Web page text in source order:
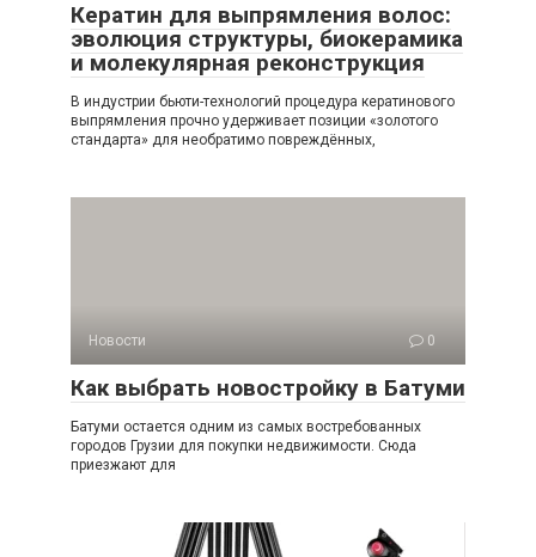
Кератин для выпрямления волос:
эволюция структуры, биокерамика
и молекулярная реконструкция
В индустрии бьюти-технологий процедура кератинового
выпрямления прочно удерживает позиции «золотого
стандарта» для необратимо повреждённых,
Новости 0
Как выбрать новостройку в Батуми
Батуми остается одним из самых востребованных
городов Грузии для покупки недвижимости. Сюда
приезжают для